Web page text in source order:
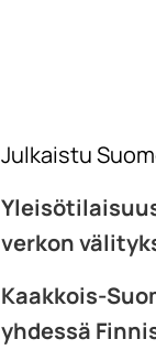
Julkaistu
verkon
Kaakkois-
yhdessä